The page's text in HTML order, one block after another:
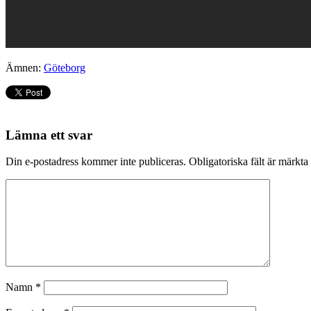
Ämnen: Göteborg
Lämna ett svar
Din e-postadress kommer inte publiceras. Obligatoriska fält är märkta
Namn *